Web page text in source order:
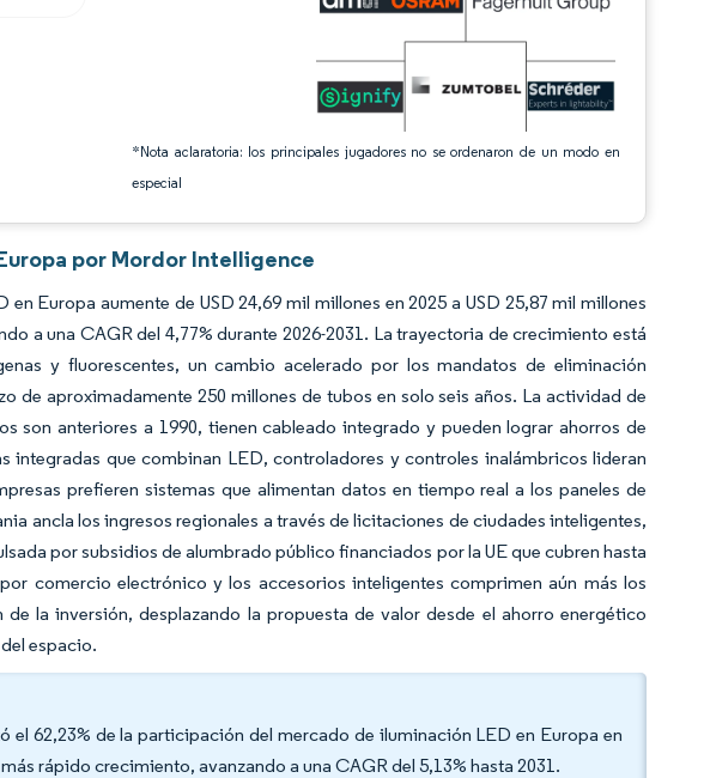
*Nota aclaratoria: los principales jugadores no se ordenaron de un modo en
especial
por Mordor Intelligence
Europa aumente de USD 24,69 mil millones en 2025 a USD 25,87 mil millones
a una CAGR del 4,77% durante 2026-2031. La trayectoria de crecimiento está
y fluorescentes, un cambio acelerado por los mandatos de eliminación
de aproximadamente 250 millones de tubos en solo seis años. La actividad de
son anteriores a 1990, tienen cableado integrado y pueden lograr ahorros de
integradas que combinan LED, controladores y controles inalámbricos lideran
prefieren sistemas que alimentan datos en tiempo real a los paneles de
ancla los ingresos regionales a través de licitaciones de ciudades inteligentes,
por subsidios de alumbrado público financiados por la UE que cubren hasta
comercio electrónico y los accesorios inteligentes comprimen aún más los
la inversión, desplazando la propuesta de valor desde el ahorro energético
espacio.
62,23% de la participación del mercado de iluminación LED en Europa en
rápido crecimiento, avanzando a una CAGR del 5,13% hasta 2031.